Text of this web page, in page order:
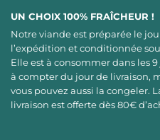
UN CHOIX 100% FRAÎCHEUR !
Notre viande est préparée le
l’expédition et conditionnée
Elle est à consommer dans les 9
à compter du jour de livraison,
vous pouvez aussi la congeler.
livraison est offerte dès 80€